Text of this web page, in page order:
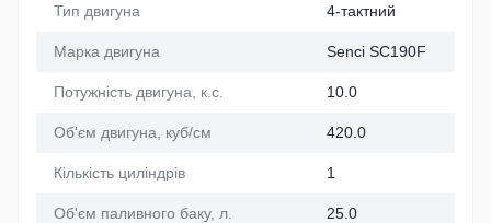
Тип двигуна 4-тактний
Марка двигуна Senci SC190F
Потужність двигуна, к.с. 10.0
Об'єм двигуна, куб/см 420.0
Кількість циліндрів 1
Об'єм паливного баку, л. 25.0